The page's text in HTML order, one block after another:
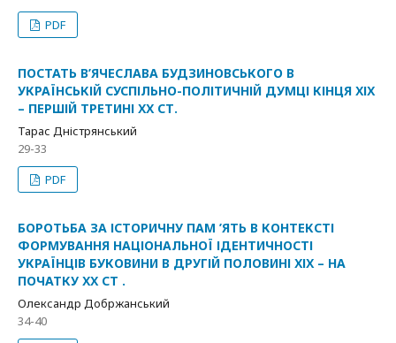
PDF
ПОСТАТЬ В’ЯЧЕСЛАВА БУДЗИНОВСЬКОГО В
УКРАЇНСЬКІЙ СУСПІЛЬНО-ПОЛІТИЧНІЙ ДУМЦІ КІНЦЯ ХІХ
– ПЕРШІЙ ТРЕТИНІ ХХ СТ.
Тарас Дністрянський
29-33
PDF
БОРОТЬБА ЗА ІСТОРИЧНУ ПАМ ’ЯТЬ В КОНТЕКСТІ
ФОРМУВАННЯ НАЦІОНАЛЬНОЇ ІДЕНТИЧНОСТІ
УКРАЇНЦІВ БУКОВИНИ В ДРУГІЙ ПОЛОВИНІ ХІХ – НА
ПОЧАТКУ ХХ СТ .
Олександр Добржанський
34-40